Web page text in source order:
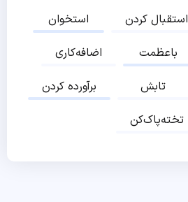
استخوان
استقبال کردن
اضافه‌کاری
باعظمت
برآورده کردن
تابش
تخته‌پاک‌کن